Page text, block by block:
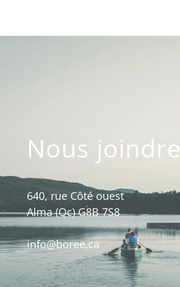
Nous joindre
640, rue Côté ouest
Alma (Qc) G8B 7S8
info@boree.ca